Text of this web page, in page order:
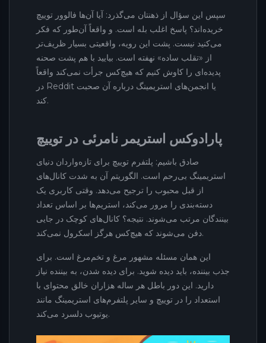
سپس این سؤال از ذهنتان می‌گذرد: آیا آن‌ها فالوور توییچ
خریده‌اند؟ پاسخ اغلب بله است. و واقعاً آن‌طور که فکر
می‌کنید نیست. پشت این رویه، واقعیتی بسیار ظریف‌تر
از «تقلب ساده» نهفته است. بیایید با هم پشت صحنه
پدیده‌ای را کاوش کنیم که هیچ‌کس جرأت نمی‌کند واقعاً
در Reddit یا انجمن‌های استریمینگ درباره آن صحبت
کند.
پارادوکس استریمر نامرئی در توییچ
صادق باشیم: پلتفرم توییچ برای تازه‌واردان دنیای
استریمینگ بی‌رحم است. الگوریتم آن به شدت کانال‌های
از قبل محبوب را ترجیح می‌دهد. وقتی کاربری یک
دسته‌بندی را مرور می‌کند، استریم‌ها بر اساس تعداد
بینندگان مرتب می‌شوند. نتیجه؟ کانال‌های کوچک در جایی
دفن می‌شوند که هیچ‌کس هرگز اسکرول نمی‌کند.
این همان مسئله مشهور مرغ و تخم‌مرغ است. برای
جذب بیننده، باید دیده شوید. برای دیده شدن، به بیننده نیاز
دارید. این دور باطل هر ساله هزاران خالق محتوای با
استعداد را در توییچ و سایر پلتفرم‌های استریمینگ مانند
یوتیوب دلسرد می‌کند.